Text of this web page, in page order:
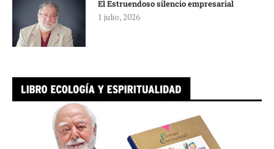
El Estruendoso silencio empresarial
1 julio, 2026